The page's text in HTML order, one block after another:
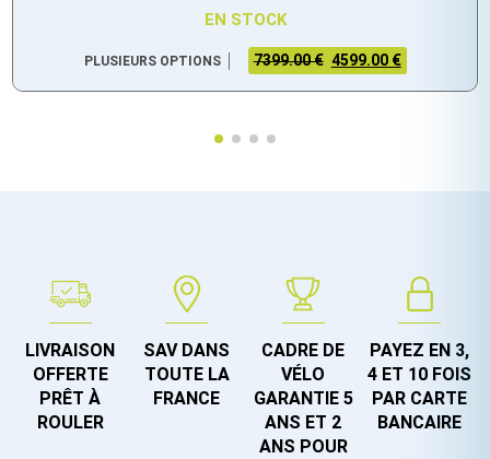
EN STOCK
PLUSIEURS OPTIONS 7399.00 € 4599.00 €
LIVRAISON
OFFERTE
PRÊT À
ROULER
SAV DANS
TOUTE LA
FRANCE
CADRE DE
VÉLO
GARANTIE 5
ANS ET 2
ANS POUR
PAYEZ EN 3,
4 ET 10 FOIS
PAR CARTE
BANCAIRE